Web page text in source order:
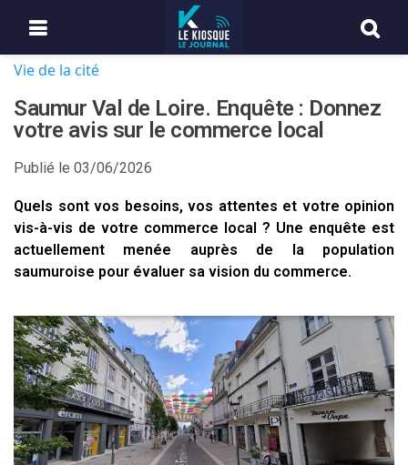
Vie de la cité
Saumur Val de Loire. Enquête : Donnez
votre avis sur le commerce local
Publié le 03/06/2026
Quels sont vos besoins, vos attentes et votre opinion
vis-à-vis de votre commerce local ? Une enquête est
actuellement menée auprès de la population
saumuroise pour évaluer sa vision du commerce.